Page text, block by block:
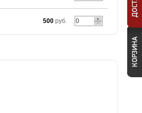
500 руб.